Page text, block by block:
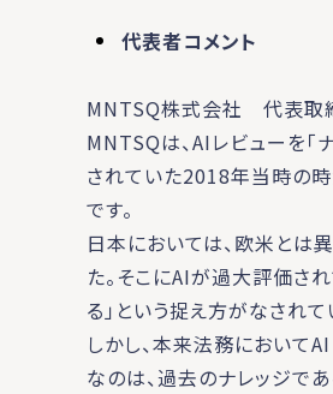
代表者コメント
MNTSQ株式会社 代表
MNTSQは、AIレビューを「
されていた2018年当時の時
です。
日本においては、欧米とは
た。そこにAIが過大評価さ
る」という捉え方がなされ
しかし、本来法務において
なのは、過去のナレッジで